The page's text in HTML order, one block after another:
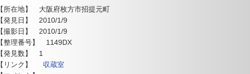
こちらの鍾馗さんは奈良系の造形。
なぜか髪の部分がきれいに丸く脱落しています。
剣も裾に付く形だった痕跡が残るのみ。
爪先も両足落ちており、
過酷な運命を生き延びてきた感じです。